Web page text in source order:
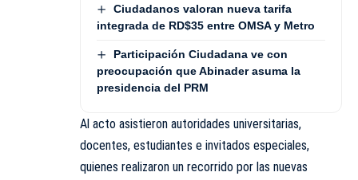
Ciudadanos valoran nueva tarifa
integrada de RD$35 entre OMSA y Metro
Participación Ciudadana ve con
preocupación que Abinader asuma la
presidencia del PRM
Al acto asistieron autoridades universitarias,
docentes, estudiantes e invitados especiales,
quienes realizaron un recorrido por las nuevas